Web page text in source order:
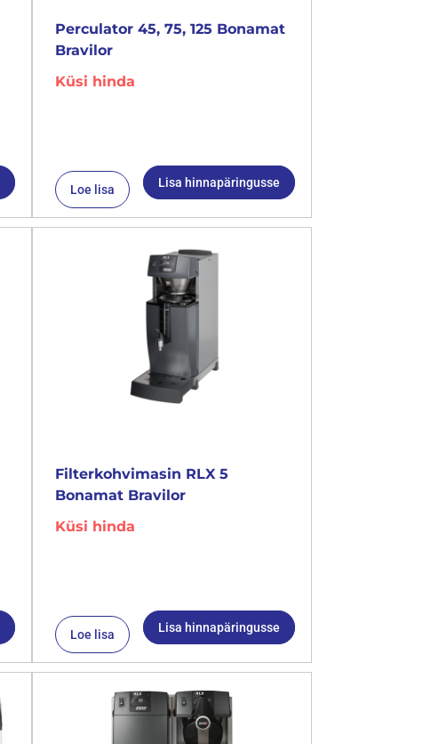
Perculator 45, 75, 125 Bonamat
Bravilor
Küsi hinda
Loe lisa Lisa hinnapäringusse
Filterkohvimasin RLX 5
Bonamat Bravilor
Küsi hinda
Loe lisa Lisa hinnapäringusse